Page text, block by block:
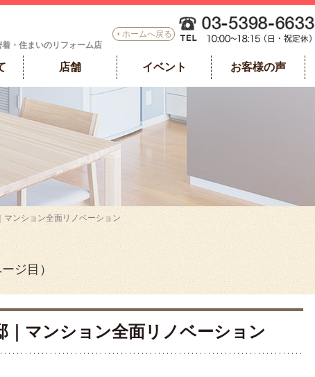
着・住まいのリフォーム店
ホームへ戻る
店舗 イベント お客様の声
マンション全面リノベーション
ージ目）
｜マンション全面リノベーション